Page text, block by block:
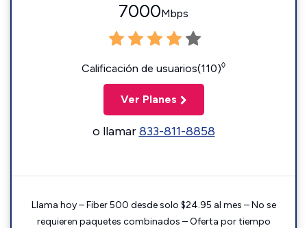
7000Mbps
Calificación de usuarios(110)◊
Ver Planes
o llamar833-811-8858
Llama hoy – Fiber 500 desde solo $24.95 al mes – No se
requieren paquetes combinados – Oferta por tiempo